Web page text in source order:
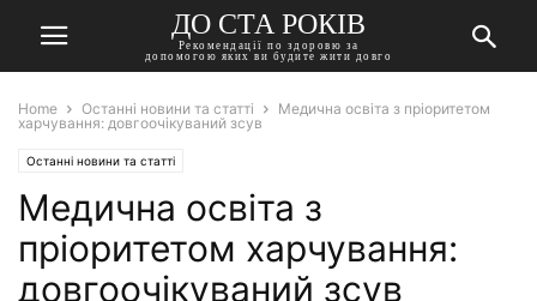
ДО СТА РОКІВ
Рекомендації по здоровю за
допомогою яких ви будите жити довго
Home Останні новини та статті
Медична освіта з пріоритетом
харчування: довгоочікуваний зсув
Останні новини та статті
Медична освіта з
пріоритетом харчування:
довгоочікуваний зсув